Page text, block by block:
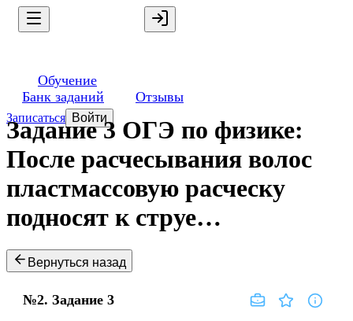
Обучение
Банк заданий
Отзывы
Записаться Войти
Задание 3 ОГЭ по физике:
После расчесывания волос
пластмассовую расческу
подносят к струе…
Вернуться назад
№2. Задание 3